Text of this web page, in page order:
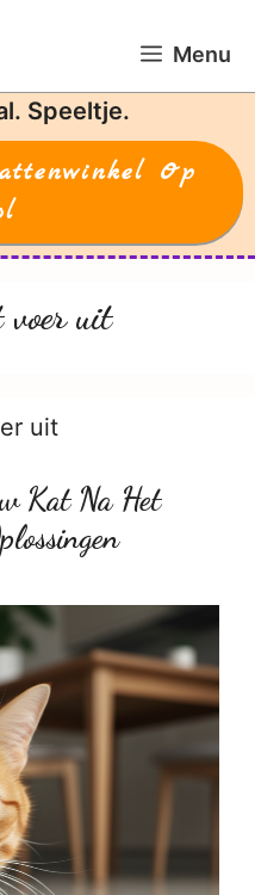
Menu
Speeltje.
Op
voer uit
uit
Kat Na Het